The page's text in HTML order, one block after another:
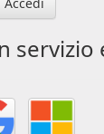
servizio